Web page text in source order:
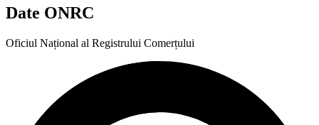
Date ONRC
Oficiul Național al Registrului Comerțului